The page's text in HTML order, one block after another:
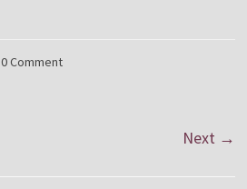
0 Comment
Next →